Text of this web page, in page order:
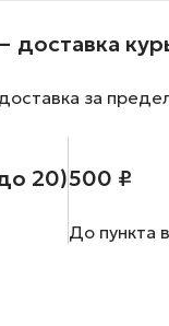
доставка
за
20)500 ₽
До пункта